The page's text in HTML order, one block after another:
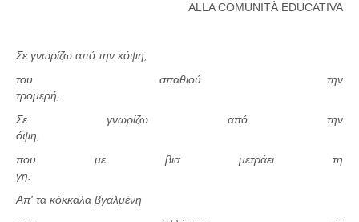
ALLA COMUNITÀ EDUCATIVA
Σε γνωρίζω από την κόψη,
του σπαθιού την
τρομερή,
Σε γνωρίζω από την
όψη,
που με βια μετράει τη
γη.
Απ' τα κόκκαλα βγαλμένη